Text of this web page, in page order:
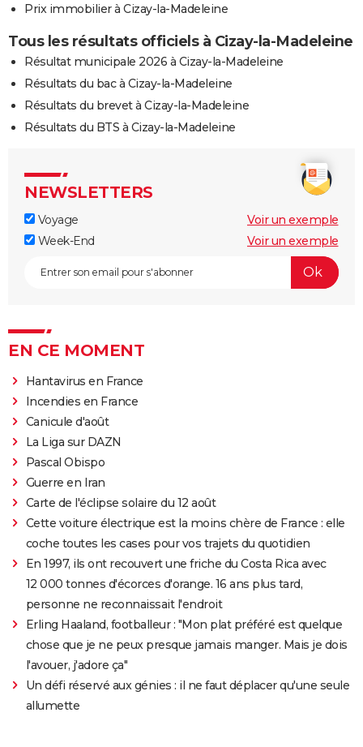
Prix immobilier à Cizay-la-Madeleine
Tous les résultats officiels à Cizay-la-Madeleine
Résultat municipale 2026 à Cizay-la-Madeleine
Résultats du bac à Cizay-la-Madeleine
Résultats du brevet à Cizay-la-Madeleine
Résultats du BTS à Cizay-la-Madeleine
NEWSLETTERS
Voyage
Voir un exemple
Week-End
Voir un exemple
EN CE MOMENT
Hantavirus en France
Incendies en France
Canicule d'août
La Liga sur DAZN
Pascal Obispo
Guerre en Iran
Carte de l'éclipse solaire du 12 août
Cette voiture électrique est la moins chère de France : elle
coche toutes les cases pour vos trajets du quotidien
En 1997, ils ont recouvert une friche du Costa Rica avec
12 000 tonnes d'écorces d'orange. 16 ans plus tard,
personne ne reconnaissait l'endroit
Erling Haaland, footballeur : "Mon plat préféré est quelque
chose que je ne peux presque jamais manger. Mais je dois
l'avouer, j'adore ça"
Un défi réservé aux génies : il ne faut déplacer qu'une seule
allumette